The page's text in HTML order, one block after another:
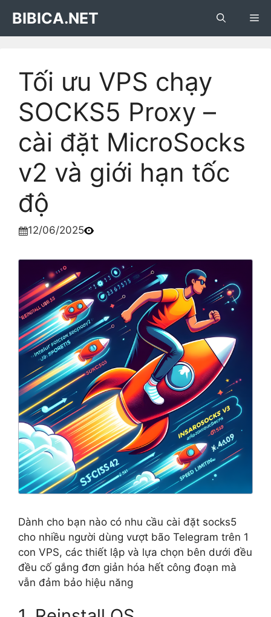
content
BIBICA.NET
Tối ưu VPS chạy
SOCKS5 Proxy –
cài đặt MicroSocks
v2 và giới hạn tốc
độ
12/06/2025
Dành cho bạn nào có nhu cầu cài đặt socks5
cho nhiều người dùng vượt bão Telegram trên 1
con VPS, các thiết lập và lựa chọn bên dưới đều
đều cố gắng đơn giản hóa hết công đoạn mà
vẫn đảm bảo hiệu năng